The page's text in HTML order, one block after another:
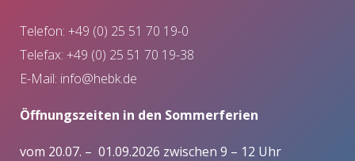
Telefon: +49 (0) 25 51 70 19-0
Telefax: +49 (0) 25 51 70 19-38
E-Mail: info@hebk.de
Öffnungszeiten in den Sommerferien
vom 20.07. – 01.09.2026 zwischen 9 – 12 Uhr